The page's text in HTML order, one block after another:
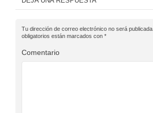
Tu dirección de correo electrónico no será publicada.
obligatorios están marcados con *
Comentario